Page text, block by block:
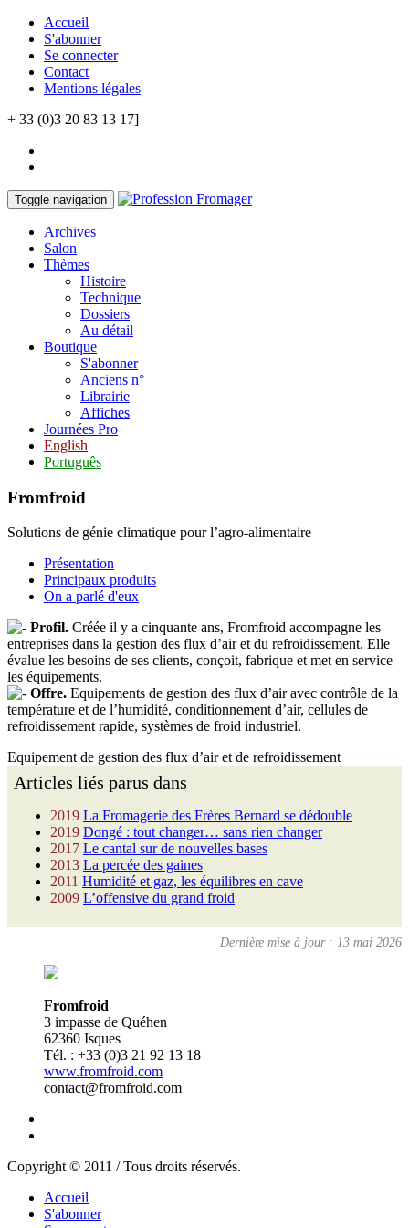
Accueil
S'abonner
Se connecter
Contact
Mentions légales
+ 33 (0)3 20 83 13 17]
Toggle navigation
Archives
Salon
Thèmes
Histoire
Technique
Dossiers
Au détail
Boutique
S'abonner
Anciens n°
Librairie
Affiches
Journées Pro
English
Português
Fromfroid
Solutions de génie climatique pour l’agro-alimentaire
Présentation
Principaux produits
On a parlé d'eux
Profil. Créée il y a cinquante ans, Fromfroid accompagne les
entreprises dans la gestion des flux d’air et du refroidissement. Elle
évalue les besoins de ses clients, conçoit, fabrique et met en service
les équipements.
Offre. Equipements de gestion des flux d’air avec contrôle de la
température et de l’humidité, conditionnement d’air, cellules de
refroidissement rapide, systèmes de froid industriel.
Equipement de gestion des flux d’air et de refroidissement
Articles liés parus dans
2019 La Fromagerie des Frères Bernard se dédouble
2019 Dongé : tout changer… sans rien changer
2017 Le cantal sur de nouvelles bases
2013 La percée des gaines
2011 Humidité et gaz, les équilibres en cave
2009 L’offensive du grand froid
Dernière mise à jour : 13 mai 2026
Fromfroid
3 impasse de Quéhen
62360 Isques
Tél. : +33 (0)3 21 92 13 18
www.fromfroid.com
contact@fromfroid.com
Copyright © 2011 / Tous droits réservés.
Accueil
S'abonner